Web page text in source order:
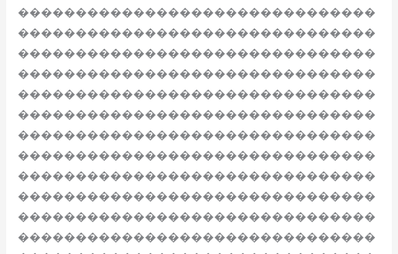
�������������������������������
�������������������������������
�������������������������������
�������������������������������
�������������������������������
�������������������������������
�������������������������������
�������������������������������
�������������������������������
�������������������������������
�������������������������������
�������������������������������